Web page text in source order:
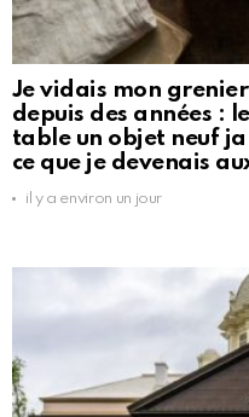
Je vidais mon
depuis des années :
table un objet neuf
ce que je devenais
il y a environ un jour